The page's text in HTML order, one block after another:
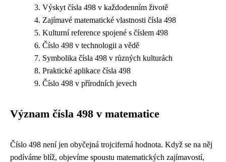
Výskyt čísla 498 v každodenním životě
Zajímavé matematické vlastnosti čísla 498
Kulturní reference spojené s číslem 498
Číslo 498 v technologii a vědě
Symbolika čísla 498 v různých kulturách
Praktické aplikace čísla 498
Číslo 498 v přírodních jevech
Význam čísla 498 v matematice
Číslo 498 není jen obyčejná trojciferná hodnota. Když se na něj
podíváme blíž, objevíme spoustu matematických zajímavostí,